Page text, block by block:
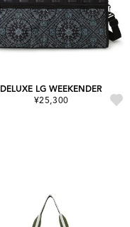
DELUXE LG WEEKENDER
¥25,300